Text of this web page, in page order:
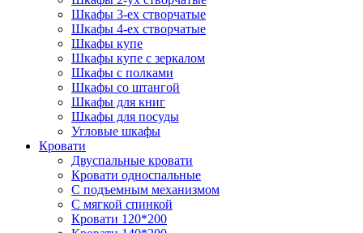
Шкафы 3-ех створчатые
Шкафы 4-ех створчатые
Шкафы купе
Шкафы купе с зеркалом
Шкафы с полками
Шкафы со штангой
Шкафы для книг
Шкафы для посуды
Угловые шкафы
Кровати
Двуспальные кровати
Кровати односпальные
С подъемным механизмом
С мягкой спинкой
Кровати 120*200